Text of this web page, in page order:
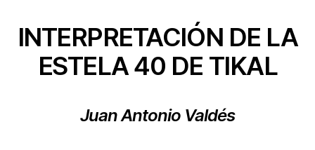
INTERPRETACIÓN DE LA
ESTELA 40 DE TIKAL
Juan Antonio Valdés